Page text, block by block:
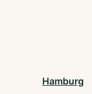
Hamburg